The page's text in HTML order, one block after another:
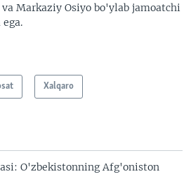
Markaziy Osiyo bo'ylab jamoatchi
Xalqaro
O'zbekistonning Afg'oniston